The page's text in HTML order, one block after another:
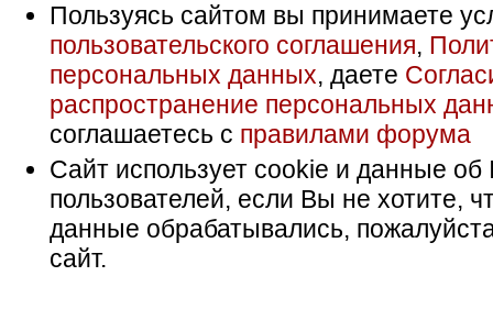
Пользуясь сайтом вы принимаете
пользовательского соглашения,
персональных данных, даете
распространение персональных
соглашаетесь с правилами форума
Сайт использует cookie и данные об
пользователей, если Вы не хотите,
данные обрабатывались,
сайт.